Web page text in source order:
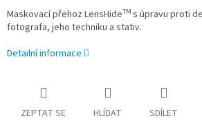
Maskovací přehoz LensHideTM s úpravu proti
fotografa, jeho techniku a stativ.
Detailní informace
ZEPTAT SE HLÍDAT SDÍLET